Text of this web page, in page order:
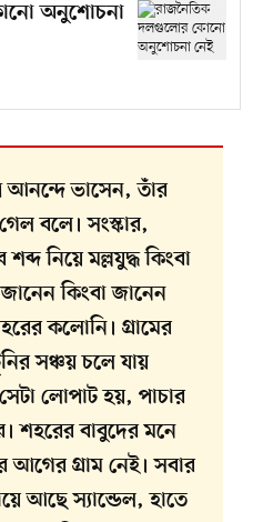
অনুশোচনা
আনন্দে ভাসেন, তাঁর
বলে। সংস্কার,
নিয়ে মল্লযুদ্ধ কিংবা
কিংবা জানেন
কলোনি। গ্রামের
সঞ্চয় চলে যায়
লোপাট হয়, পাচার
শহরের বাবুদের মনে
গ্রাম নেই। সবার
আছে স্যান্ডেল, হাতে